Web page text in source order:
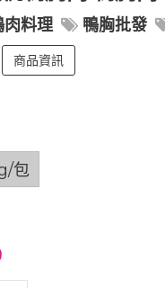
肉料理 鴨胸批發
商品資訊
包